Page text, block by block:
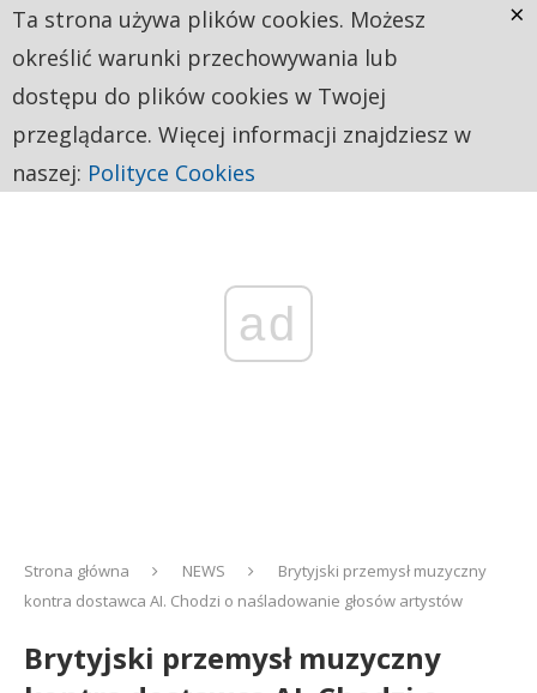
ad
Strona główna NEWS
Brytyjski przemysł muzyczny
kontra dostawca AI. Chodzi o naśladowanie głosów artystów
Brytyjski przemysł muzyczny
Ta strona używa plików cookies. Możesz
określić warunki przechowywania lub
dostępu do plików cookies w Twojej
przeglądarce. Więcej informacji znajdziesz w
naszej: Polityce Cookies
×